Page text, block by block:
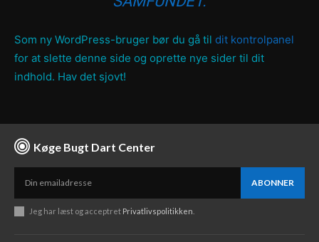
Som ny WordPress-bruger bør du gå til dit kontrolpanel
for at slette denne side og oprette nye sider til dit
indhold. Hav det sjovt!
Køge Bugt Dart Center
ABONNER
Jeg har læst og acceptret Privatlivspolitikken